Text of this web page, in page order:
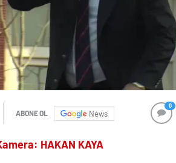
ABONE OL News
0
HAKAN KAYA